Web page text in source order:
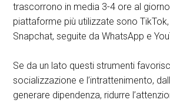
trascorrono in media 3-4 ore al
piattaforme più utilizzate sono
Snapchat, seguite da WhatsApp e
Se da un lato questi strumenti
socializzazione e l’intrattenimento,
generare dipendenza, ridurre